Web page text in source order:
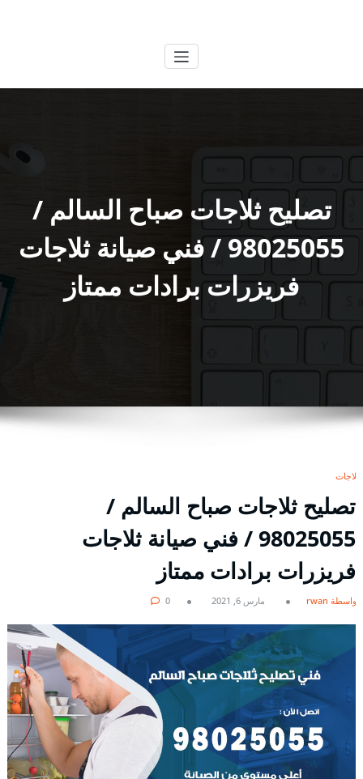
تصليح ثلاجات صباح السالم /
98025055 / فني صيانة ثلاجات
فريزرات برادات ممتاز
ثلاجات
تصليح ثلاجات صباح السالم /
98025055 / فني صيانة ثلاجات
فريزرات برادات ممتاز
بواسطة rwan مارس 6, 2021 0